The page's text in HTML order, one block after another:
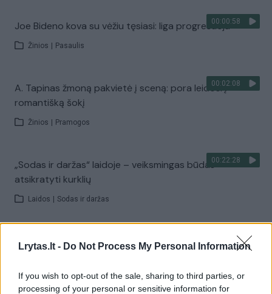
Lrytas.lt - Do Not Process My Personal Information
If you wish to opt-out of the sale, sharing to third parties, or
processing of your personal or sensitive information for
00:00:58
Joe Bideno kova su vėžiu tęsiasi: liga progresuoja
Žinios Pasaulis
00:02:08
A. Tapinas žmoną pakvietė į sceną: pora leidosi į
romantišką šokį
Žinios Pramogos
00:22:28
„Sodas ir daržas“ laidoje – veiksmingas būdas
atsikratyti kurklių
Laidos Sodas ir daržas
Tadas Gryn ir Toma Vaškevičiūtė grįžo į praeitį: kodėl jų
Žinios | Lietuvos diena